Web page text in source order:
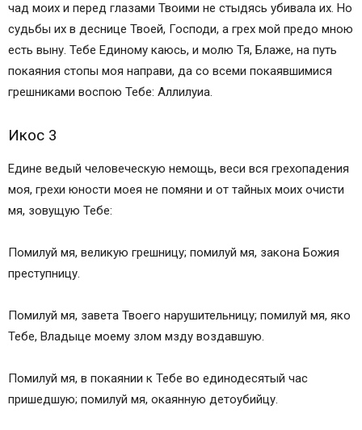
чад моих и перед глазами Твоими не стыдясь убивала их. Но
судьбы их в деснице Твоей, Господи, а грех мой предо мною
есть выну. Тебе Единому каюсь, и молю Тя, Блаже, на путь
покаяния стопы моя направи, да со всеми покаявшимися
грешниками воспою Тебе: Аллилуиа.
Икос 3
Едине ведый человеческую немощь, веси вся грехопадения
моя, грехи юности моея не помяни и от тайных моих очисти
мя, зовущую Тебе:
Помилуй мя, великую грешницу; помилуй мя, закона Божия
преступницу.
Помилуй мя, завета Твоего нарушительницу; помилуй мя, яко
Тебе, Владыце моему злом мзду воздавшую.
Помилуй мя, в покаянии к Тебе во единодесятый час
пришедшую; помилуй мя, окаянную детоубийцу.